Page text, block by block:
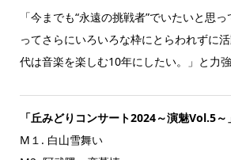
「今までも“永遠の挑戦者”でいたいと思
ってさらにいろいろな枠にとらわれずに
代は音楽を楽しむ10年にしたい。」と力強
「丘みどりコンサート2024～演魅Vol.5
M１. 白山雪舞い